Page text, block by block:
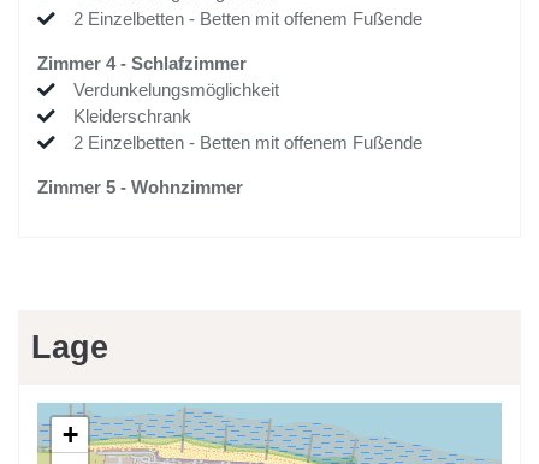
2 Einzelbetten - Betten mit offenem Fußende
Zimmer 4 - Schlafzimmer
Verdunkelungsmöglichkeit
Kleiderschrank
2 Einzelbetten - Betten mit offenem Fußende
Zimmer 5 - Wohnzimmer
Lage
+